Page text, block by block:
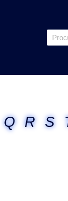
Q R S